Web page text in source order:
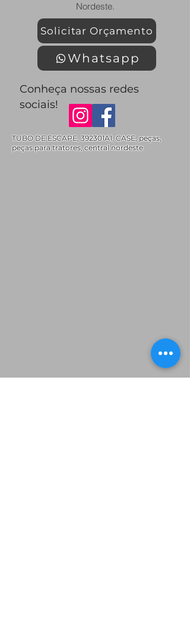
Nordeste.
Solicitar Orçamento
Whatsapp
Conheça nossas redes
sociais!
TUBO DE ESCAPE, 392301A1, CASE, peças,
peças para tratores, central nordeste